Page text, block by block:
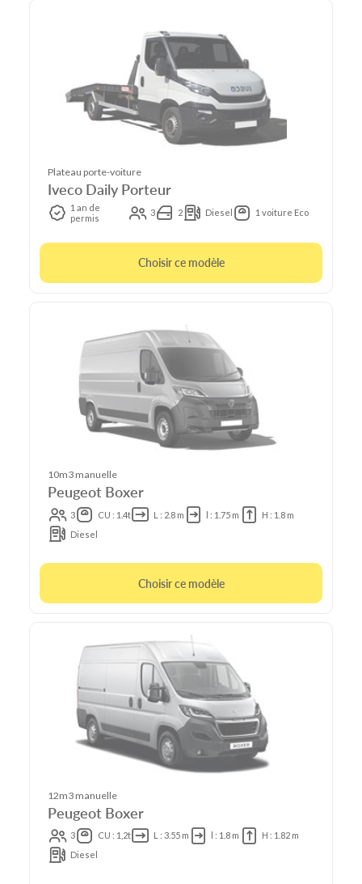
Plateau porte-voiture
Iveco Daily Porteur
1 an de
permis
3 2 Diesel 1 voiture Eco
Choisir ce modèle
10m3 manuelle
Peugeot Boxer
3 CU : 1.4t L : 2.8 m l : 1.75 m
H : 1.8 m
Diesel
Choisir ce modèle
12m3 manuelle
Peugeot Boxer
3 CU : 1,2t L : 3.55 m l : 1.8 m
H : 1.82 m
Diesel